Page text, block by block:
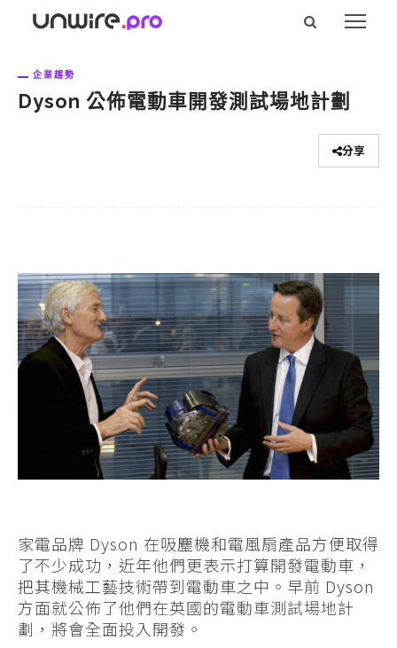
企業趨勢
Dyson 公佈電動車開發測試場地計劃
分享
家電品牌 Dyson 在吸塵機和電風扇產品方便取得
了不少成功，近年他們更表示打算開發電動車，
把其機械工藝技術帶到電動車之中。早前 Dyson
方面就公佈了他們在英國的電動車測試場地計
劃，將會全面投入開發。